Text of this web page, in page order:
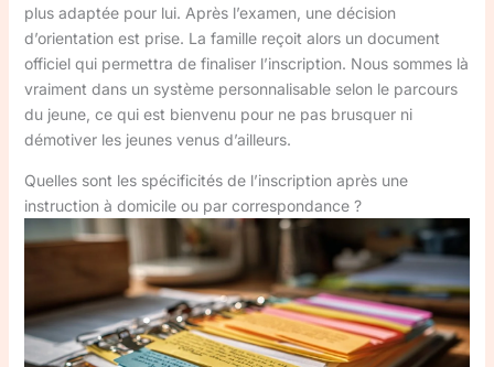
plus adaptée pour lui. Après l’examen, une décision
d’orientation est prise. La famille reçoit alors un document
officiel qui permettra de finaliser l’inscription. Nous sommes là
vraiment dans un système personnalisable selon le parcours
du jeune, ce qui est bienvenu pour ne pas brusquer ni
démotiver les jeunes venus d’ailleurs.
Quelles sont les spécificités de l’inscription après une
instruction à domicile ou par correspondance ?